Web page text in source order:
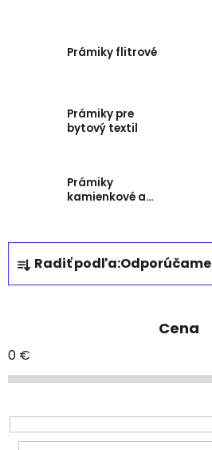
Prámiky flitrové
Prámiky pre
bytový textil
Prámiky
kamienkové a
R
a
d
i
e
r
o
Radiť podľa:Odporúčame
Cena
0 €